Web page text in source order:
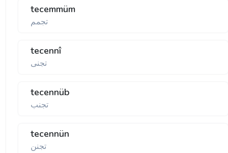
tecemmüm
تجمم
tecennî
تجنی
tecennüb
تجنب
tecennün
تجنن